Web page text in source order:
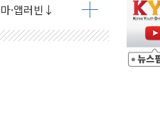
마·앱러빈↓